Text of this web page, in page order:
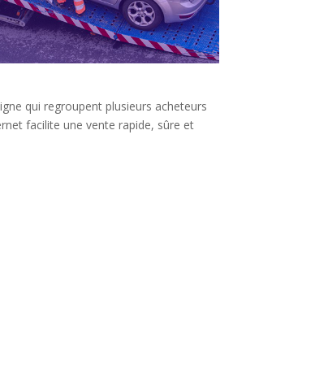
qui regroupent plusieurs acheteurs
facilite une vente rapide, sûre et